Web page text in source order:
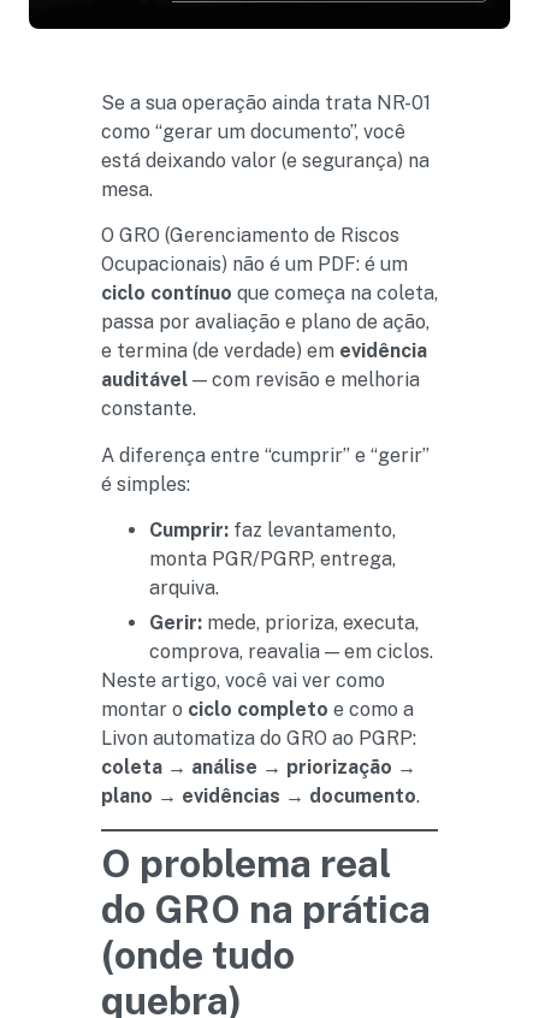
Se a sua operação ainda trata NR-01
como “gerar um documento”, você
está deixando valor (e segurança) na
mesa.
O GRO (Gerenciamento de Riscos
Ocupacionais) não é um PDF: é um
ciclo contínuo que começa na coleta,
passa por avaliação e plano de ação,
e termina (de verdade) em evidência
auditável — com revisão e melhoria
constante.
A diferença entre “cumprir” e “gerir”
é simples:
Cumprir: faz levantamento,
monta PGR/PGRP, entrega,
arquiva.
Gerir: mede, prioriza, executa,
comprova, reavalia — em ciclos.
Neste artigo, você vai ver como
montar o ciclo completo e como a
Livon automatiza do GRO ao PGRP:
coleta → análise → priorização →
plano → evidências → documento.
O problema real
do GRO na prática
(onde tudo
quebra)